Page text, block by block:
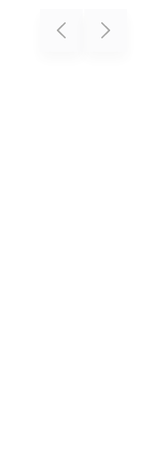
Previous Next